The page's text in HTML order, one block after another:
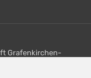
Grafenkirchen-